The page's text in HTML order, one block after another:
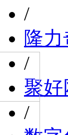
/
隆
/
聚好
/